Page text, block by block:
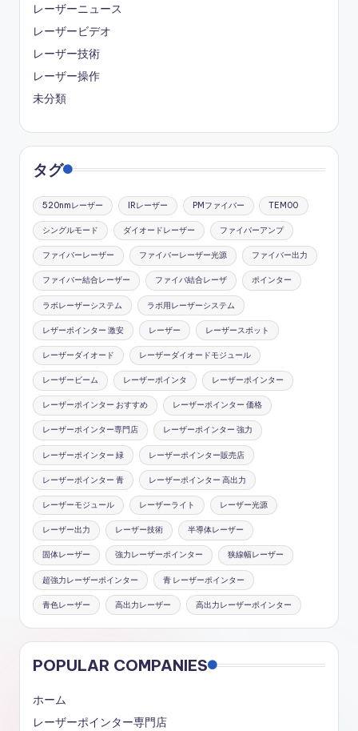
レーザーニュース
レーザービデオ
レーザー技術
レーザー操作
未分類
タグ
520nmレーザー IRレーザー PMファイバー TEM00
シングルモード ダイオードレーザー ファイバーアンプ
ファイバーレーザー ファイバーレーザー光源 ファイバー出力
ファイバー結合レーザー ファイバ結合レーザ ポインター
ラボレーザーシステム ラボ用レーザーシステム
レザーポインター 激安 レーザー レーザースポット
レーザーダイオード レーザーダイオードモジュール
レーザービーム レーザーポインタ レーザーポインター
レーザーポインター おすすめ レーザーポインター 価格
レーザーポインター専門店 レーザーポインター 強力
レーザーポインター 緑 レーザーポインター販売店
レーザーポインター 青 レーザーポインター 高出力
レーザーモジュール レーザーライト レーザー光源
レーザー出力 レーザー技術 半導体レーザー
固体レーザー 強力レーザーポインター 狭線幅レーザー
超強力レーザーポインター 青 レーザーポインター
青色レーザー 高出力レーザー 高出力レーザーポインター
POPULAR COMPANIES
ホーム
レーザーポインター専門店